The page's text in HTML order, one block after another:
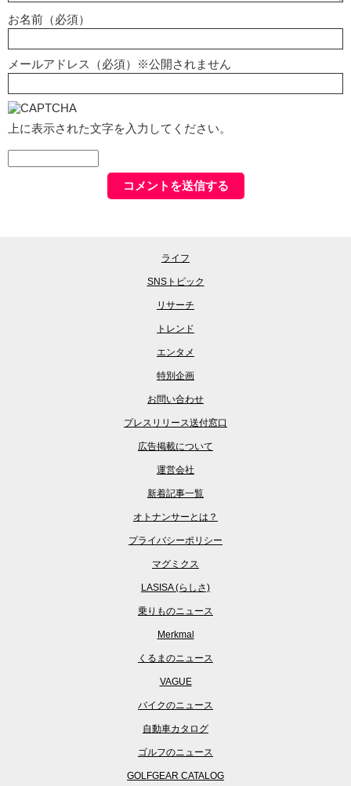
お名前（必須）
メールアドレス（必須）※公開されません
上に表示された文字を入力してください。
ライフ
SNSトピック
リサーチ
トレンド
エンタメ
特別企画
お問い合わせ
プレスリリース送付窓口
広告掲載について
運営会社
新着記事一覧
オトナンサーとは？
プライバシーポリシー
マグミクス
LASISA (らしさ)
乗りものニュース
Merkmal
くるまのニュース
VAGUE
バイクのニュース
自動車カタログ
ゴルフのニュース
GOLFGEAR CATALOG